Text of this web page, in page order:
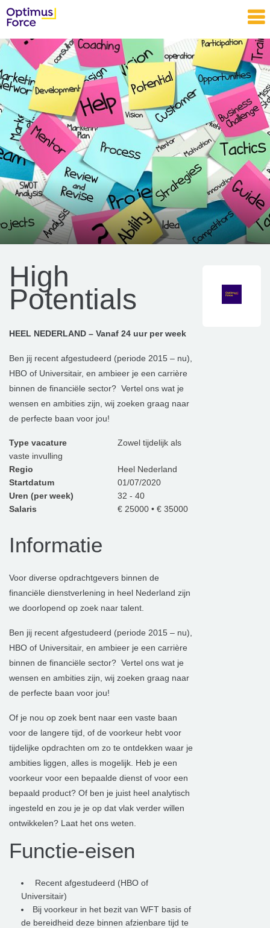
High
Potentials
HEEL NEDERLAND – Vanaf 24 uur per week
Ben jij recent afgestudeerd (periode 2015 – nu),
HBO of Universitair, en ambieer je een carrière
binnen de financiële sector? Vertel ons wat je
wensen en ambities zijn, wij zoeken graag naar
de perfecte baan voor jou!
Type vacature
Zowel tijdelijk als
vaste invulling
Regio
Heel Nederland
Startdatum
01/07/2020
Uren (per week)
32 - 40
Salaris
€ 25000 • € 35000
Informatie
Voor diverse opdrachtgevers binnen de
financiële dienstverlening in heel Nederland zijn
we doorlopend op zoek naar talent.
Ben jij recent afgestudeerd (periode 2015 – nu),
HBO of Universitair, en ambieer je een carrière
binnen de financiële sector? Vertel ons wat je
wensen en ambities zijn, wij zoeken graag naar
de perfecte baan voor jou!
Of je nou op zoek bent naar een vaste baan
voor de langere tijd, of de voorkeur hebt voor
tijdelijke opdrachten om zo te ontdekken waar je
ambities liggen, alles is mogelijk. Heb je een
voorkeur voor een bepaalde dienst of voor een
bepaald product? Of ben je juist heel analytisch
ingesteld en zou je je op dat vlak verder willen
ontwikkelen? Laat het ons weten.
Functie-eisen
Recent afgestudeerd (HBO of
Universitair)
Bij voorkeur in het bezit van WFT basis of
de bereidheid deze binnen afzienbare tijd te